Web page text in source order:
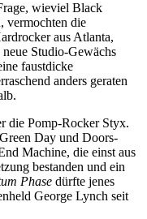
wieviel Black
vermochten die
aus Atlanta,
Studio-Gewächs
faustdicke
anders geraten
die Pomp-Rocker Styx.
Day und Doors-
Machine, die einst aus
bestanden und ein
Phase dürfte jenes
George Lynch seit